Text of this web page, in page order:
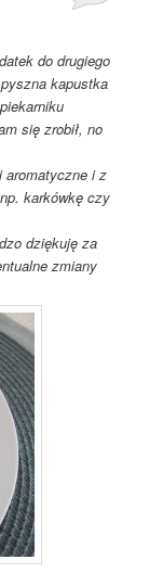
do drugiego
kapustka
się zrobił, no
aromatyczne i z
karkówkę czy
dziękuję za
zmiany